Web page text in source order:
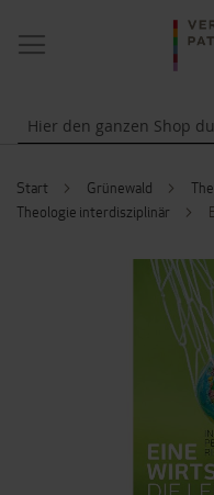
NAVIGATION
UMSCHALTEN
Start Grünewald
Theologie interdisziplinär